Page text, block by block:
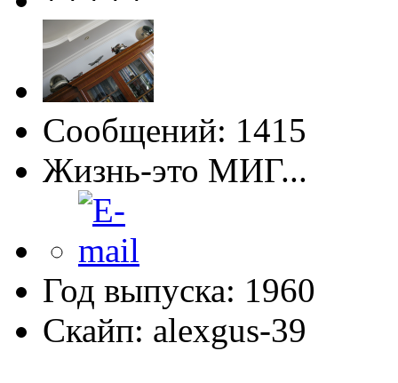
Сообщений: 1415
Жизнь-это МИГ...
Год выпуска: 1960
Скайп: alexgus-39